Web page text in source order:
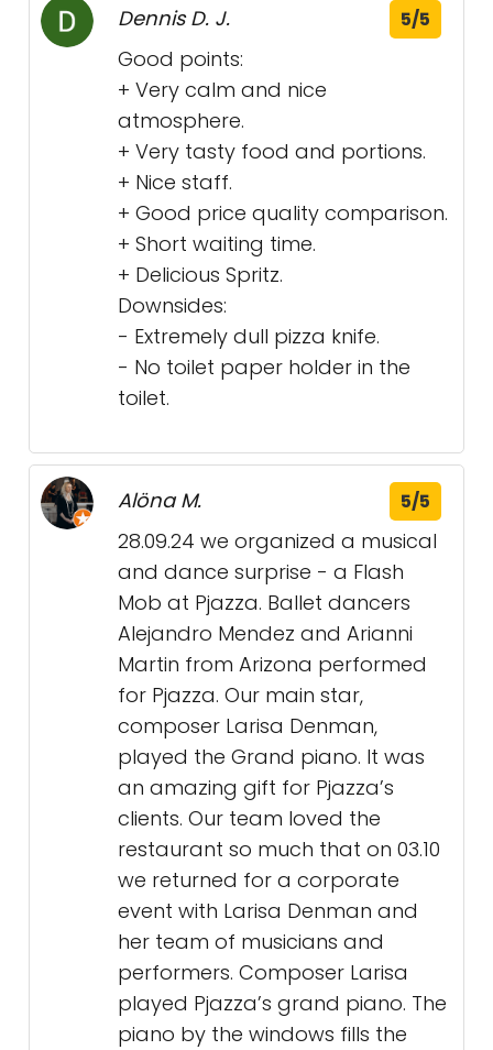
Dennis D. J. 5/5
Good points:
+ Very calm and nice
atmosphere.
+ Very tasty food and portions.
+ Nice staff.
+ Good price quality comparison.
+ Short waiting time.
+ Delicious Spritz.
Downsides:
- Extremely dull pizza knife.
- No toilet paper holder in the
toilet.
Alöna M. 5/5
28.09.24 we organized a musical
and dance surprise - a Flash
Mob at Pjazza. Ballet dancers
Alejandro Mendez and Arianni
Martin from Arizona performed
for Pjazza. Our main star,
composer Larisa Denman,
played the Grand piano. It was
an amazing gift for Pjazza’s
clients. Our team loved the
restaurant so much that on 03.10
we returned for a corporate
event with Larisa Denman and
her team of musicians and
performers. Composer Larisa
played Pjazza’s grand piano. The
piano by the windows fills the